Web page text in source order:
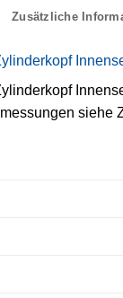
Zusätzliche
siehe